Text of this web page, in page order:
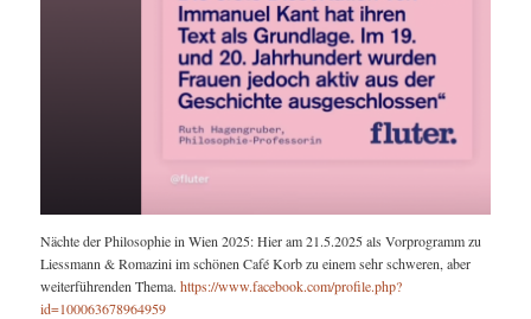
Nächte der Philosophie in Wien 2025: Hier am 21.5.2025 als Vorprogramm zu
Liessmann & Romazini im schönen Café Korb zu einem sehr schweren, aber
weiterführenden Thema.https://www.facebook.com/profile.php?
id=100063678964959